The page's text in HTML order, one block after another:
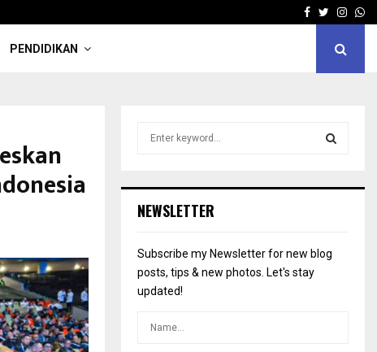
Facebook
Twitter
PENDIDIKAN
h
o
NEWSLETTER
Subscribe my Newsletter for new blog
posts, tips & new photos. Let's stay
updated!